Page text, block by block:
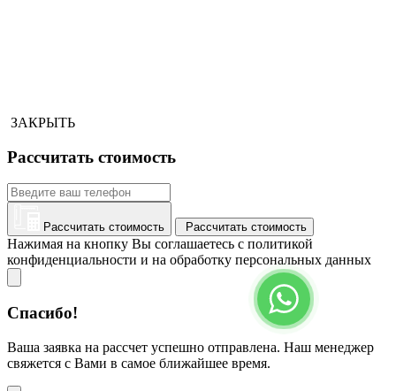
ЗАКРЫТЬ
Рассчитать стоимость
Рассчитать стоимость Рассчитать стоимость
Нажимая на кнопку Вы соглашаетесь с политикой
конфиденциальности и на обработку персональных данных
Спасибо!
Ваша заявка на рассчет успешно отправлена. Наш менеджер
свяжется с Вами в самое ближайшее время.